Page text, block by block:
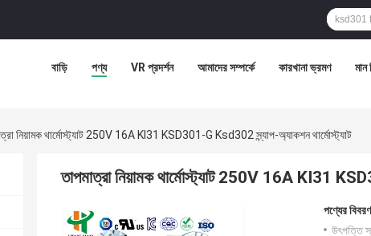
বাড়ি পণ্য VR প্রদর্শন আমাদের সম্পর্কে কারখানা ভ্রমণ মান
নিয়ামক থার্মোস্ট্যাট 250V 16A KI31 KSD301-G Ksd302 স্ন্যাপ-অ্যাকশন থার্মোস্ট্যাট
তাপমাত্রা নিয়ামক থার্মোস্ট্যাট 250V 16A KI31
পণ্যের
উৎপত্তি